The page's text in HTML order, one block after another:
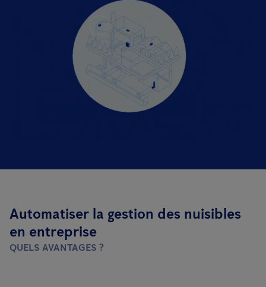
Automatiser la gestion des nuisibles
en entreprise
QUELS AVANTAGES ?